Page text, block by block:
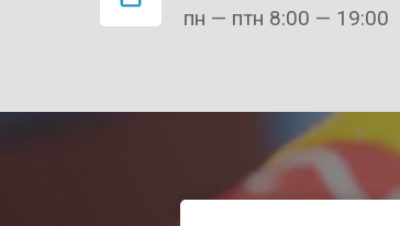
пн — птн 8:00 — 19:00